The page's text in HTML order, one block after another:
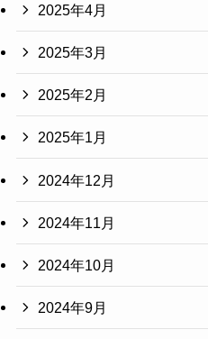
2025年4月
2025年3月
2025年2月
2025年1月
2024年12月
2024年11月
2024年10月
2024年9月